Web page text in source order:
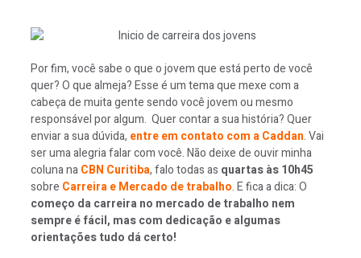
Por fim, você sabe o que o jovem que está perto de você
quer? O que almeja? Esse é um tema que mexe com a
cabeça de muita gente sendo você jovem ou mesmo
responsável por algum. Quer contar a sua história? Quer
enviar a sua dúvida, entre em contato com a Caddan. Vai
ser uma alegria falar com você. Não deixe de ouvir minha
coluna naCBN Curitiba, falo todas as quartas às 10h45
sobre Carreira e Mercado de trabalho. E fica a dica: O
começo da carreira no mercado de trabalho nem
sempre é fácil, mas com dedicação e algumas
orientações tudo dá certo!